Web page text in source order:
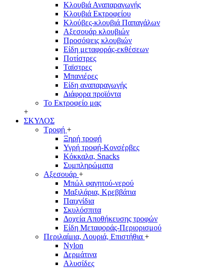
Κλουβιά Αναπαραγωγής
Κλουβιά Eκτροφείου
Κλούβες-κλουβιά Παπαγάλων
Αξεσουάρ κλουβιών
Προσόψεις κλουβιών
Είδη μεταφοράς-εκθέσεων
Ποτίστρες
Ταϊστρες
Μπανιέρες
Είδη αναπαραγωγής
Διάφορα προϊόντα
Το Εκτροφείο μας
+
ΣΚΥΛΟΣ
Τροφή +
Ξηρή τροφή
Υγρή τροφή-Κονσέρβες
Κόκκαλα, Snacks
Συμπληρώματα
Αξεσουάρ +
Μπώλ φαγητού-νερού
Μαξιλάρια, Κρεββάτια
Παιχνίδια
Σκυλόσπιτα
Δοχεία Αποθήκευσης τροφών
Είδη Μεταφοράς-Περιορισμού
Περιλαίμια, Λουριά, Επιστήθια +
Nylon
Δερμάτινα
Αλυσίδες